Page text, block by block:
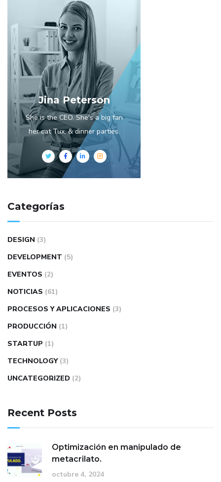
Jina Peterson
She is the CEO. She's a big fan
her cat Tux, & dinner parties.
Categorías
DESIGN (3)
DEVELOPMENT (5)
EVENTOS (2)
NOTICIAS (61)
PROCESOS Y APLICACIONES (3)
PRODUCCIÓN (1)
STARTUP (1)
TECHNOLOGY (3)
UNCATEGORIZED (2)
Recent Posts
Optimización en manipulado de
metacrilato.
octubre 4, 2024